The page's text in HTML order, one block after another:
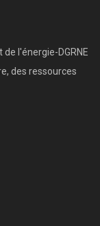
l'énergie-DGRNE
des ressources